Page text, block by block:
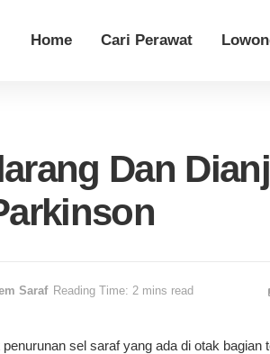
Home Cari Perawat
Dan
Saraf Reading Time: 2 mins read
sel saraf yang ada di otak bagian